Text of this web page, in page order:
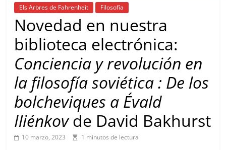
Els Arbres de Fahrenheit Filosofía
Novedad en nuestra
biblioteca electrónica:
Conciencia y revolución en
la filosofía soviética : De los
bolcheviques a Évald
Iliénkovde David Bakhurst
10 marzo, 2023 1 minutos de lectura